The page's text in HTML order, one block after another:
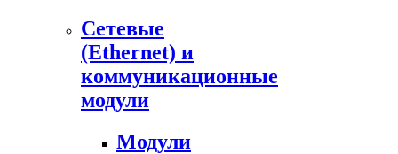
Сетевые
(Ethernet) и
коммуникационные
модули
Модули